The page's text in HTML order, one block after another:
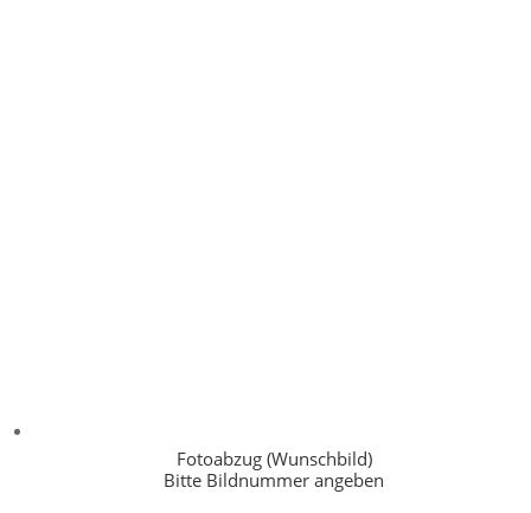
Fotoabzug (Wunschbild)
Bitte Bildnummer angeben